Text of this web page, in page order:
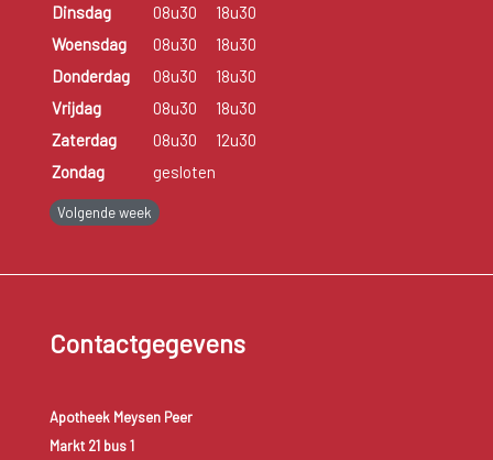
Dinsdag
08u30
18u30
Woensdag
08u30
18u30
Donderdag
08u30
18u30
Vrijdag
08u30
18u30
Zaterdag
08u30
12u30
Zondag
gesloten
Volgende week
Contactgegevens
Apotheek Meysen Peer
Markt 21 bus 1